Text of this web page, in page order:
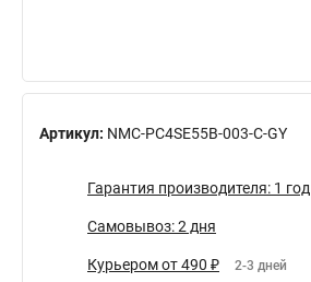
Артикул: NMC-PC4SE55B-003-C-GY
Гарантия производителя: 1 год
Самовывоз: 2 дня
Курьером от 490 ₽ 2-3 дней